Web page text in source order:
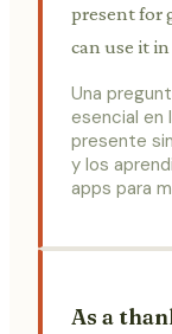
present for
can use it
Una
esencial en
presente
y los
apps para
As a